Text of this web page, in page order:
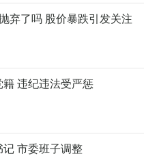
弃了吗 股价暴跌引发关注
违纪违法受严惩
市委班子调整